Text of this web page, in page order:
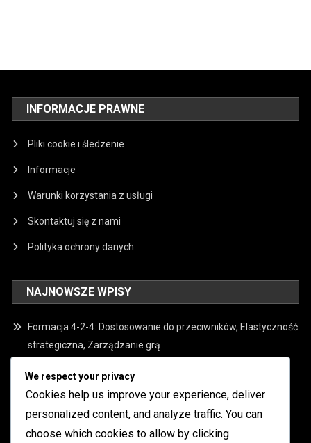
INFORMACJE PRAWNE
Pliki cookie i śledzenie
Informacje
Warunki korzystania z usługi
Skontaktuj się z nami
Polityka ochrony danych
NAJNOWSZE WPISY
Formacja 4-2-4: Dostosowanie do przeciwników, Elastyczność
strategiczna, Zarządzanie grą
Formacja 4-2-4: przewaga ofensywna, wykorzystanie
przestrzeni, potencjał strzelecki
Formacja 4-2-4: Aspekty psychologiczne, Przygotowanie
mentalne, Akceptacja ról
We respect your privacy
Cookies help us improve your experience, deliver
personalized content, and analyze traffic. You can
choose which cookies to allow by clicking